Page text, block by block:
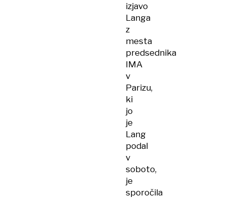
izjavo
Langa
z
mesta
predsednika
IMA
v
Parizu,
ki
jo
je
Lang
podal
v
soboto,
je
sporočila